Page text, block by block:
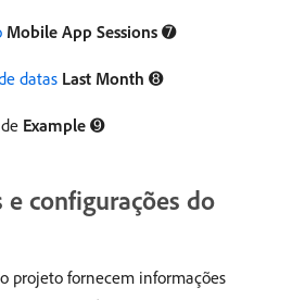
Mobile App Sessions ➐
datas Last Month ➑
de Example ➒
e configurações do
projeto fornecem informações